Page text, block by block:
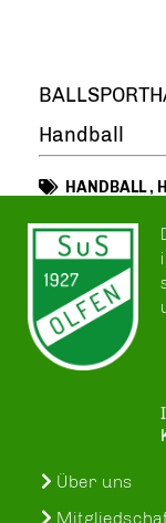
Handball
HANDBALL,
Über uns